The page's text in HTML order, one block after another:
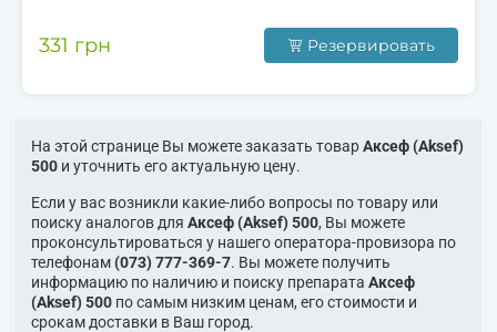
Резервировать
331 грн
На этой странице Вы можете заказать товарАксеф (Aksef)
500 и уточнить его актуальную цену.
Если у вас возникли какие-либо вопросы по товару или
поиску аналогов для Аксеф (Aksef) 500, Вы можете
проконсультироваться у нашего оператора-провизора по
телефонам (073) 777-369-7. Вы можете получить
информацию по наличию и поиску препарата Аксеф
(Aksef) 500 по самым низким ценам, его стоимости и
срокам доставки в Ваш город.